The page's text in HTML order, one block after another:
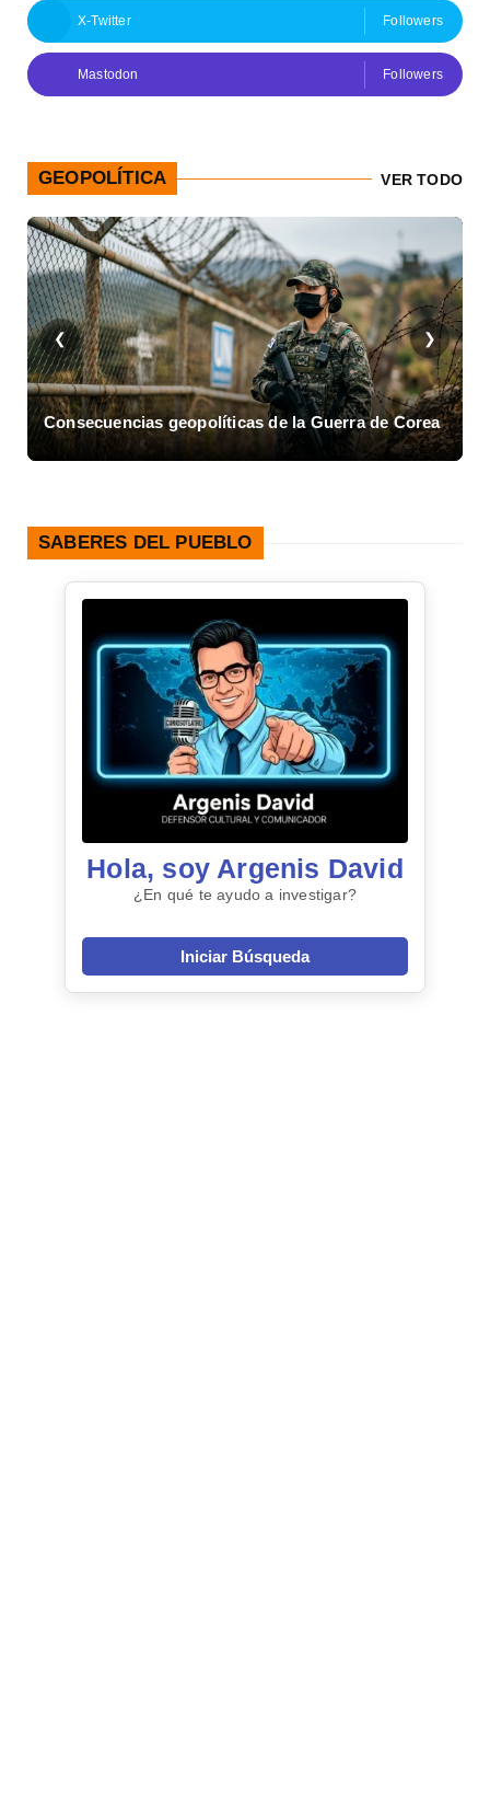
X-Twitter Followers
Mastodon Followers
GEOPOLÍTICA VER TODO
❮
Corea Asalto al Cuartel Moncada en Cuba
❯
SABERES DEL PUEBLO
Hola, soy Argenis David
¿En qué te ayudo a investigar?
Iniciar Búsqueda